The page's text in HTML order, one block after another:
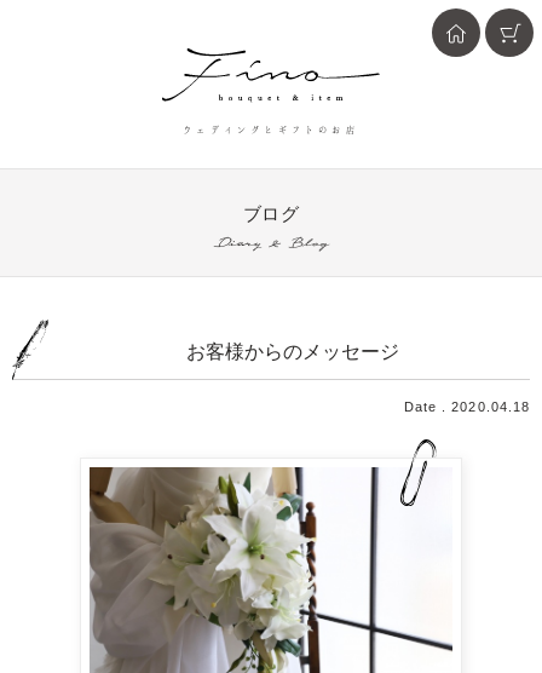
ウェディングとギフトのお店
ブログ
Diary & Blog
お客様からのメッセージ
Date . 2020.04.18